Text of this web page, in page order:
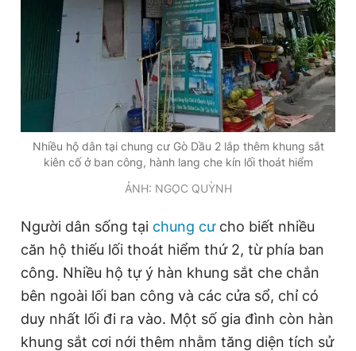
Nhiều hộ dân tại chung cư Gò Dầu 2 lắp thêm khung sắt
kiên cố ở ban công, hành lang che kín lối thoát hiểm
ẢNH: NGỌC QUỲNH
Người dân sống tại chung cưcho biết nhiều
căn hộ thiếu lối thoát hiểm thứ 2, từ phía ban
công. Nhiều hộ tự ý hàn khung sắt che chắn
bên ngoài lối ban công và các cửa sổ, chỉ có
duy nhất lối đi ra vào. Một số gia đình còn hàn
khung sắt cơi nới thêm nhằm tăng diện tích sử